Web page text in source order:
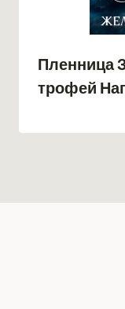
Пленница
трофей